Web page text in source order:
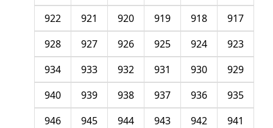
917
918
919
920
921
922
923
924
925
926
927
928
929
930
931
932
933
934
935
936
937
938
939
940
941
942
943
944
945
946